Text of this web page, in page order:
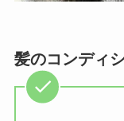
髪のコンディ